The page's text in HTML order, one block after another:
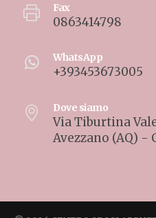
Fax
0863414798
WhatsApp
+393453673005
Dove siamo
Via Tiburtina
Avezzano (AQ) -